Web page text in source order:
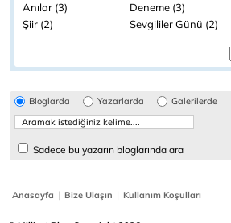
Anılar (3)
Deneme (3)
Şiir (2)
Sevgililer Günü (2)
Bloglarda Yazarlarda Galerilerde
Sadece bu yazarın bloglarında ara
Anasayfa | Bize Ulaşın | Kullanım Koşulları